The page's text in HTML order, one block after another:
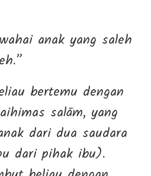
anak yang saleh
bertemu dengan
salām, yang
dari dua saudara
dari pihak ibu).